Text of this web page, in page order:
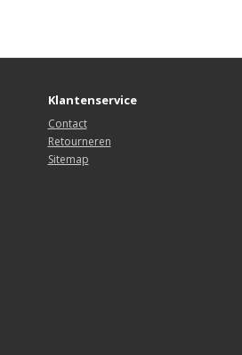
Klantenservice
Contact
Retourneren
Sitemap